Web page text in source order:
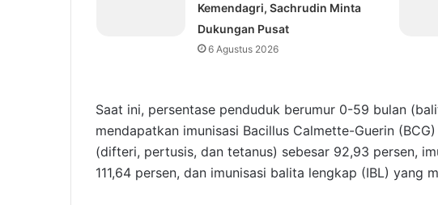
Kemendagri, Sachrudin Minta
Dukungan Pusat
6 Agustus 2026
Saat ini, persentase penduduk berumur 0-59 bulan
mendapatkan imunisasi Bacillus Calmette-Guerin
(difteri, pertusis, dan tetanus) sebesar 92,93 persen,
111,64 persen, dan imunisasi balita lengkap (IBL) yang